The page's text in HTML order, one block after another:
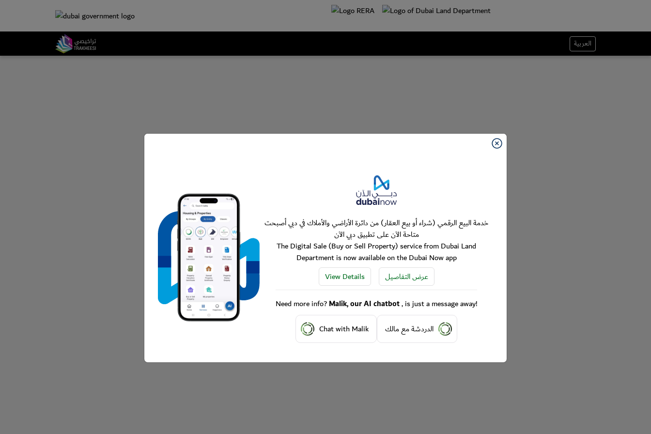
العربية
خدمة البيع الرقمي (شراء أو بيع العقار) من دائرة الأراضي والأملاك في دبي أصبحت
متاحة الآن على تطبيق دبي الآن
The Digital Sale (Buy or Sell Property) service from Dubai Land
Department is now available on the Dubai Now app
View Details
عرض التفاصيل
Need more info?Malik, our AI chatbot, is just a message away!
Chat with Malik
الدردشة مع مالك